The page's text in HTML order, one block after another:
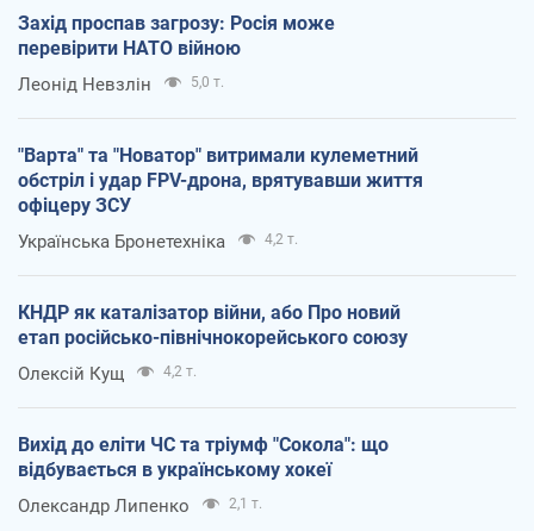
Захід проспав загрозу: Росія може
перевірити НАТО війною
Леонід Невзлін 5,0 т.
"Варта" та "Новатор" витримали кулеметний
обстріл і удар FPV-дрона, врятувавши життя
офіцеру ЗСУ
Українська Бронетехніка 4,2 т.
КНДР як каталізатор війни, або Про новий
етап російсько-північнокорейського союзу
Олексій Кущ 4,2 т.
Вихід до еліти ЧС та тріумф "Сокола": що
відбувається в українському хокеї
Олександр Липенко 2,1 т.